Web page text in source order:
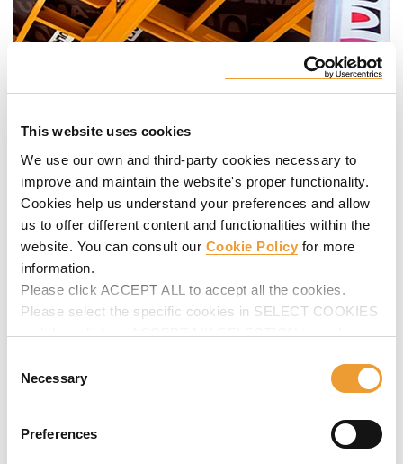
This website uses cookies
We use our own and third-party cookies necessary to
improve and maintain the website's proper functionality.
Cookies help us understand your preferences and allow
us to offer different content and functionalities within the
website. You can consult our Cookie Policy for more
information.
Please click ACCEPT ALL to accept all the cookies.
Please select the specific cookies in SELECT COOKIES
and then click on ACCEPT MY SELECTION to make
Selection
Necessary
Preferences